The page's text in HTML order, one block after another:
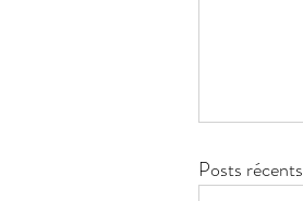
Posts récents